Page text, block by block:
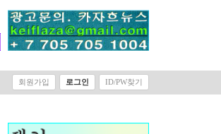
회원가입 로그인 ID/PW찾기